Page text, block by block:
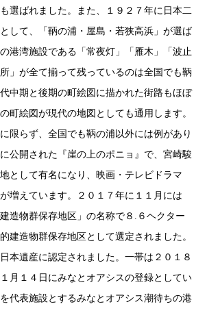
選ばれました。また、１９２７年に日本二
して、「鞆の浦・屋島・若狭高浜」が選ば
港湾施設である「常夜灯」「雁木」「波止
」が全て揃って残っているのは全国でも鞆
中期と後期の町絵図に描かれた街路もほぼ
町絵図が現代の地図としても通用します。
限らず、全国でも鞆の浦以外には例があり
公開された『崖の上のポニョ』で、宮崎駿
として有名になり、映画・テレビドラマ
増えています。２０１７年に１１月には
造物群保存地区」の名称で８.６ヘクター
建造物群保存地区として選定されました。
本遺産に認定されました。一帯は２０１８
月１４日にみなとオアシスの登録としてい
代表施設とするみなとオアシス潮待ちの港